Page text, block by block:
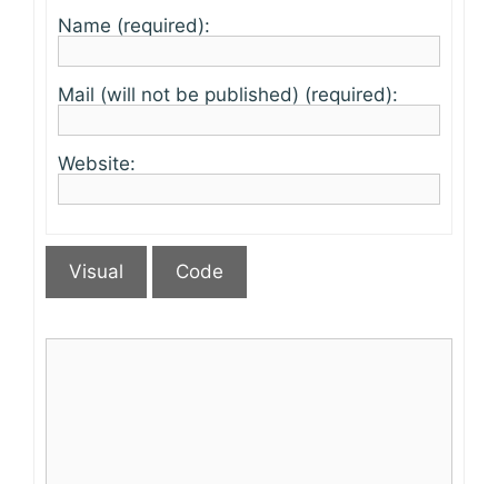
Name (required):
Mail (will not be published) (required):
Website:
Visual Code